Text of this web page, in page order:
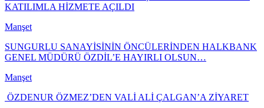
KATILIMLA HİZMETE AÇILDI
Manşet
SUNGURLU SANAYİSİNİN ÖNCÜLERİNDEN HALKBANK
GENEL MÜDÜRÜ ÖZDİL’E HAYIRLI OLSUN…
Manşet
ÖZDENUR ÖZMEZ’DEN VALİ ALİ ÇALGAN’A ZİYARET